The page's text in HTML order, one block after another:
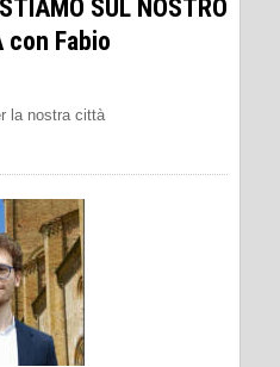
SUL NOSTRO
con Fabio
la nostra città